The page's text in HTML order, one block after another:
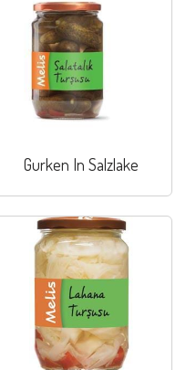
Gurken In Salzlake